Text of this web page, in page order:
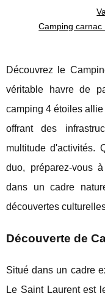
Camping carnac
Découvrez le
véritable havre de
camping 4 étoiles
offrant des
multitude d'activités.
duo, préparez-vous
dans un cadre
découvertes
Découverte de
Situé dans un cadre
Le Saint Laurent est